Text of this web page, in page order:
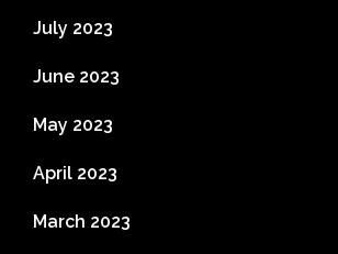
July 2023
June 2023
May 2023
April 2023
March 2023